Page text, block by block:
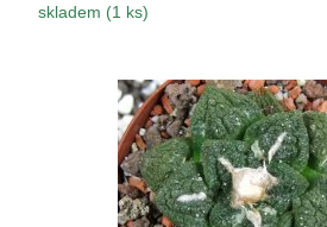
skladem (1 ks)